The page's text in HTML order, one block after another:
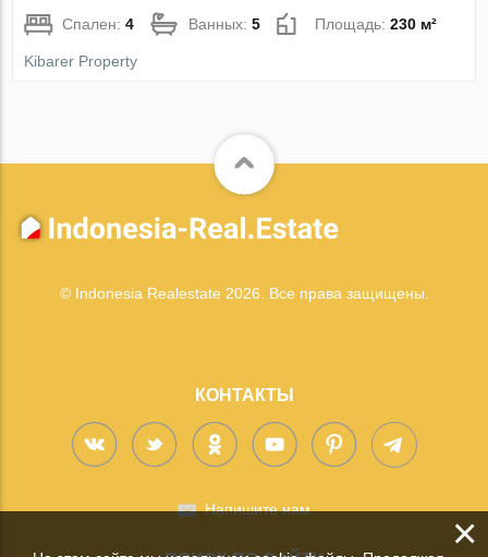
Спален:4 Ванных:5 Площадь:230 м²
Kibarer Property
© Indonesia Realestate 2026. Все права защищены.
КОНТАКТЫ
Напишите нам
×